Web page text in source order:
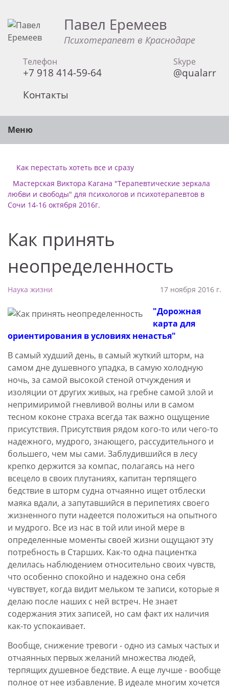
Павел Еремеев
Психотерапевт в Краснодаре
Телефон
+7 918 414-59-64
Skype
@qualarr
Контакты
Меню
Как перестать хотеть все и сразу
Мастерская Виктора Кагана "Терапевтические зеркала
любви и свободы" для психологов и психотерапевтов в
Сочи 14-16 октября 2016г.
Как принять
неопределенность
Наука жизни 17 ноября 2016 г.
"Дорожная
карта для
ориентирования в условиях ненастья"
В самый худший день, в самый жуткий шторм, на
самом дне душевного упадка, в самую холодную
ночь, за самой высокой стеной отчуждения и
изоляции от других живых, на гребне самой злой и
непримиримой гневливой волны или в самом
тесном коконе страха всегда так важно ощущение
присутствия. Присутствия рядом кого-то или чего-то
надежного, мудрого, знающего, рассудительного и
большего, чем мы сами. Заблудившийся в лесу
крепко держится за компас, полагаясь на него
всецело в своих плутаниях, капитан терпящего
бедствие в шторм судна отчаянно ищет отблески
маяка вдали, а запутавшийся в перипетиях своего
жизненного пути надеется положиться на опытного
и мудрого. Все из нас в той или иной мере в
определенные моменты своей жизни ощущают эту
потребность в Старших. Как-то одна пациентка
делилась наблюдением относительно своих чувств,
что особенно спокойно и надежно она себя
чувствует, когда видит мельком те записи, которые я
делаю после наших с ней встреч. Не знает
содержания этих записей, но сам факт их наличия
как-то успокаивает.
Вообще, снижение тревоги - одно из самых частых и
отчаянных первых желаний множества людей,
терпящих душевное бедствие. А еще лучше - вообще
полное от нее избавление. В идеале многим хочется